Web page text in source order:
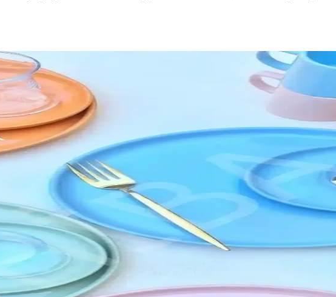
ve Doğru Yüzey İşlemleri
Mineral yağ nemlendirir ancak koruma sağlamaz. Kuruyan yağlar ve
Tasarımı
alan tasarrufu ve estetik sağlar, kolay montaj ve kullanım avantajları sunar.
Kullanım kolaylığı ve görsel uyum sağlayan düzenlemelerle yaşam
Bir Arada
tasarımlarıyla yaşam alanlarını güzelleştirir. Çok yönlü kullanım alanlarıyla
ve Dayanıklılığıyla Öne Çıkıyor
seramik malzemesiyle kahve deneyimini zenginleştirir, dayanıklı ve kullanışlıdır.